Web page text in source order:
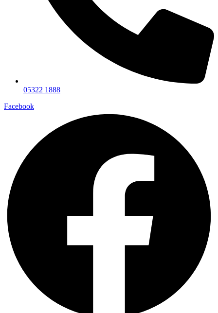
05322 1888
Facebook